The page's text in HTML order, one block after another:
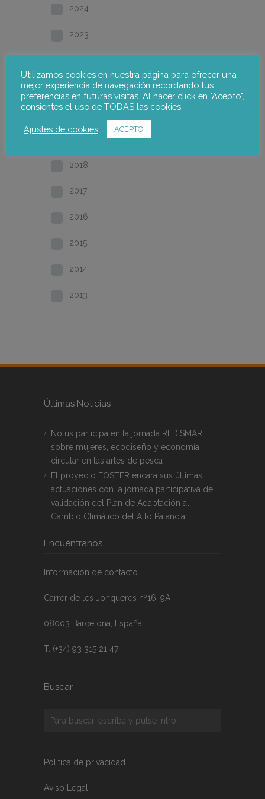
2024
2023
2021
2020
2018
2017
2016
2015
2014
2013
Últimas Noticias
Notus participa en la jornada REDISMAR
sobre mujeres, ecodiseño y economía
circular en las artes de pesca
El proyecto FOSTER encara sus últimas
actuaciones con la jornada participativa de
validación del Plan de Adaptación al
Cambio Climático del Alto Palancia
Encuéntranos
Información de contacto
Carrer de les Jonqueres nº16, 9A
08003 Barcelona, España
T. (+34) 93 315 21 47
Buscar
Política de privacidad
Aviso Legal
Utilizamos cookies en nuestra página para ofrecer una
mejor experiencia de navegación recordando tus
preferencias en futuras visitas. Al hacer click en "Acepto",
consientes el uso de TODAS las cookies.
Ajustes de cookies ACEPTO